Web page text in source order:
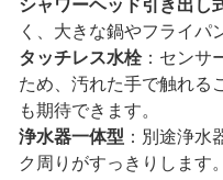
シャワーヘッド引き出し
く、大きな鍋やフライパ
タッチレス水栓：センサ
ため、汚れた手で触れる
も期待できます。
浄水器一体型 ：別途浄水
ク周りがすっきりします。